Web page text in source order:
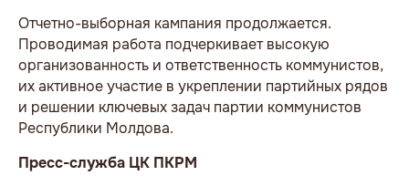
Отчетно-выборная кампания продолжается.
Проводимая работа подчеркивает высокую
организованность и ответственность коммунистов,
их активное участие в укреплении партийных рядов
и решении ключевых задач партии коммунистов
Республики Молдова.
Пресс-служба ЦК ПКРМ